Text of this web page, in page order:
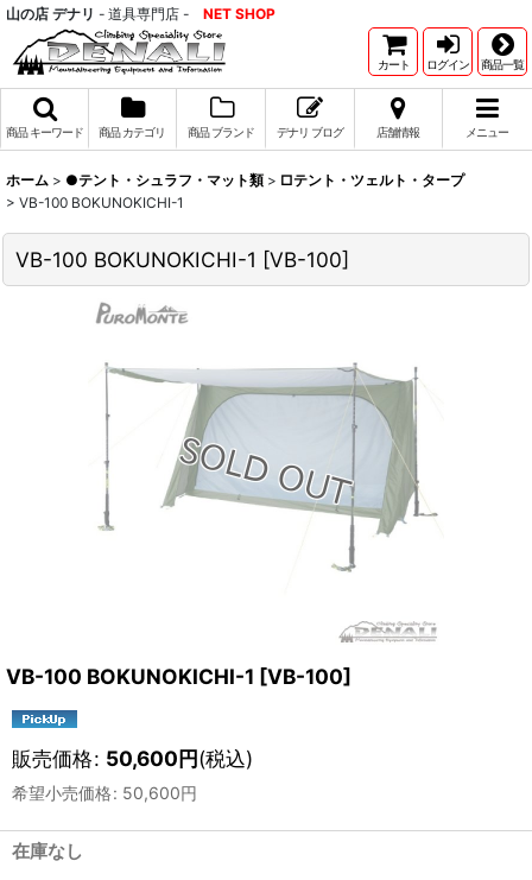
山の店 デナリ - 道具専門店 - NET SHOP
カート ログイン 商品一覧
商品 キーワード 商品 カテゴリ 商品 ブランド デナリ ブログ 店舗情報 メニュー
ホーム > ●テント・シュラフ・マット類 > □テント・ツェルト・タープ
> VB-100 BOKUNOKICHI-1
VB-100 BOKUNOKICHI-1 [VB-100]
VB-100 BOKUNOKICHI-1 [VB-100]
販売価格: 50,600円(税込)
希望小売価格: 50,600円
在庫なし